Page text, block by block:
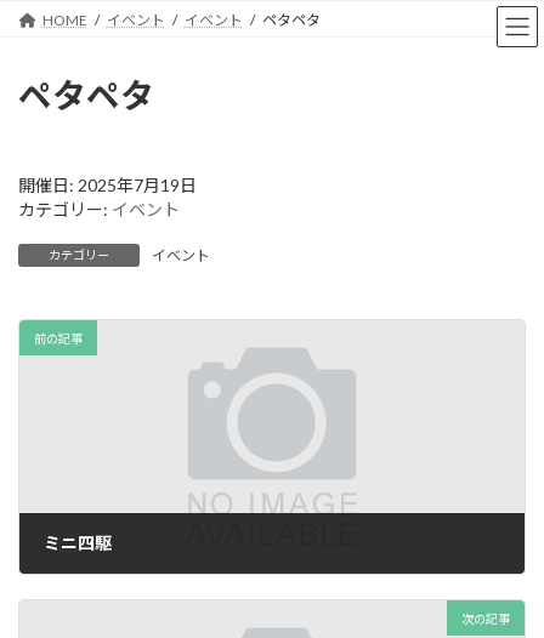
HOME イベント イベント ペタペタ
ペタペタ
開催日: 2025年7月19日
カテゴリー: イベント
カテゴリー イベント
前の記事
ミニ四駆
次の記事